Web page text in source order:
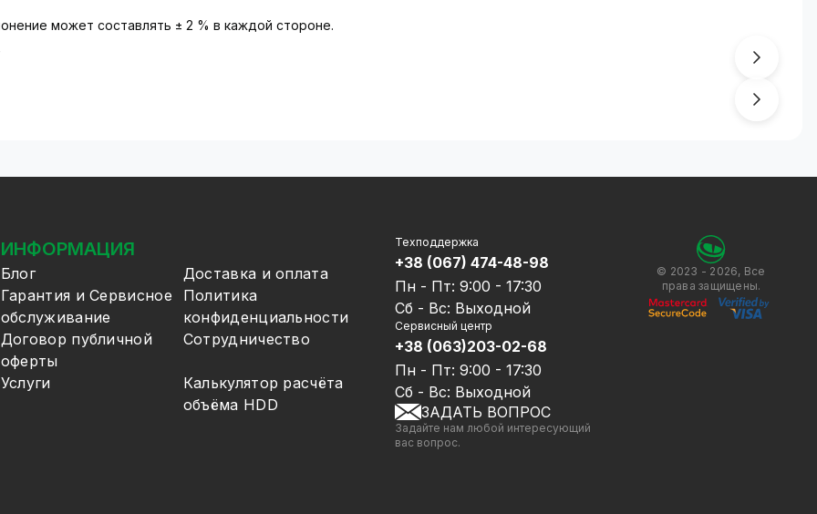
может составлять ± 2 % в каждой стороне.
ИНФОРМАЦИЯ
Блог
Доставка и оплата
Гарантия и Сервисное
обслуживание
Политика
конфиденциальности
Договор публичной
оферты
Сотрудничество
Услуги
Калькулятор расчёта
объёма HDD
Техподдержка
+38 (067) 474-48-98
Пн - Пт: 9:00 - 17:30
Сб - Вс: Выходной
Сервисный центр
+38 (063)203-02-68
Пн - Пт: 9:00 - 17:30
Сб - Вс: Выходной
ЗАДАТЬ ВОПРОС
Задайте нам любой интересующий
вас вопрос.
© 2023 - 2026, Все
права защищены.